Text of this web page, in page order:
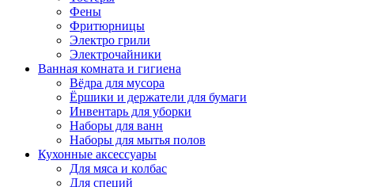
Фены
Фритюрницы
Электро грили
Электрочайники
Ванная комната и гигиена
Вёдра для мусора
Ёршики и держатели для бумаги
Инвентарь для уборки
Наборы для ванн
Наборы для мытья полов
Кухонные аксессуары
Для мяса и колбас
Для специй